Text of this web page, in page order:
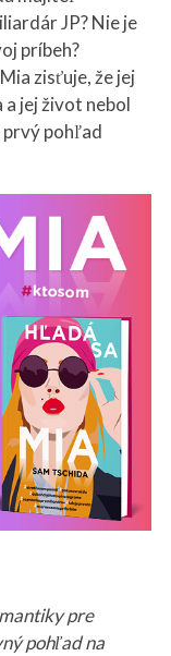
JP? Nie je
príbeh?
zisťuje, že jej
a jej život nebol
prvý pohľad
pre
pohľad na